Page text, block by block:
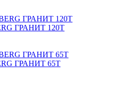
ГРАНИТ 120Т
ГРАНИТ 65Т